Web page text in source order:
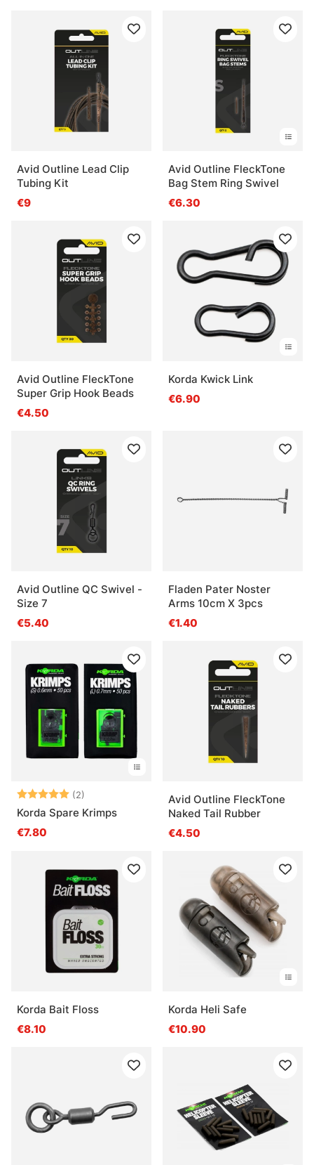
Avid Outline Lead Clip
Tubing Kit
€9
Avid Outline FleckTone
Bag Stem Ring Swivel
€6.30
Avid Outline FleckTone
Super Grip Hook Beads
€4.50
Korda Kwick Link
€6.90
Avid Outline QC Swivel -
Size 7
€5.40
Fladen Pater Noster
Arms 10cm X 3pcs
€1.40
Arvio: (2)
5.0 5:sta tähdestä
Korda Spare Krimps
€7.80
Avid Outline FleckTone
Naked Tail Rubber
€4.50
Korda Bait Floss
€8.10
Korda Heli Safe
€10.90